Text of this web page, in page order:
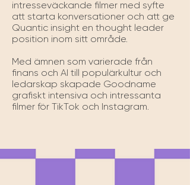
intresseväckande filmer med syfte
att starta konversationer och att ge
Quantic insight en thought leader
position inom sitt område.
Med ämnen som varierade från
finans och AI till populärkultur och
ledarskap skapade Goodname
grafiskt intensiva och intressanta
filmer för TikTok och Instagram.